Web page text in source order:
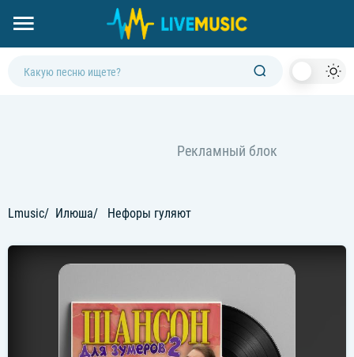
Lmusic Илюша Нефоры гуляют